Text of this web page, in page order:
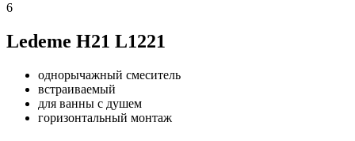
6
Ledeme H21 L1221
однорычажный смеситель
встраиваемый
для ванны с душем
горизонтальный монтаж